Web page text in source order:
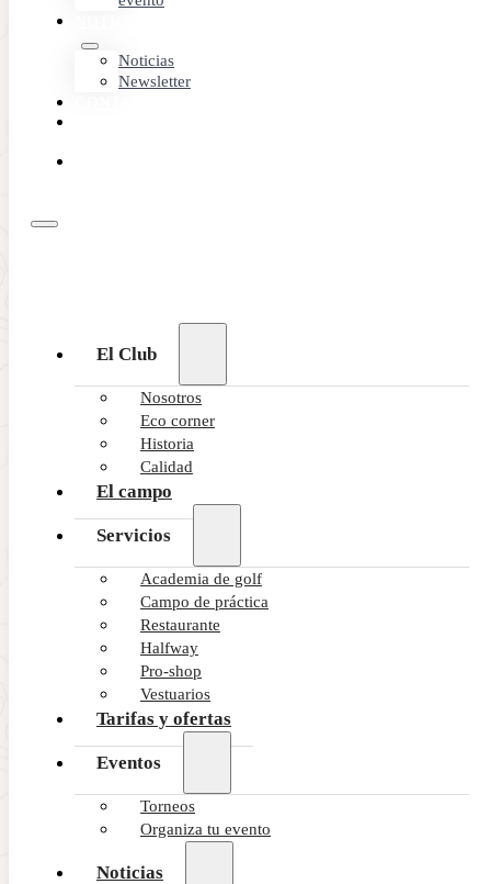
Noticias
Newsletter
El Club
Nosotros
Eco corner
Historia
Calidad
El campo
Servicios
Academia de golf
Campo de práctica
Restaurante
Halfway
Pro-shop
Vestuarios
Tarifas y ofertas
Eventos
Torneos
Organiza tu evento
Noticias